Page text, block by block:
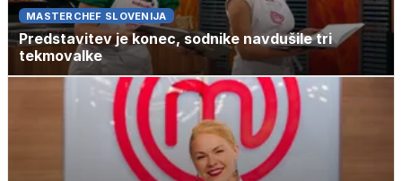
MASTERCHEF SLOVENIJA
Predstavitev je konec, sodnike navdušile tri
tekmovalke